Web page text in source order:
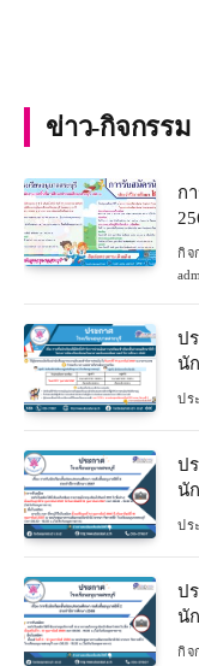
ข่าว-กิจกรร
ก
กิจ
ป
นั
พ
ปร
ปร
นั
ปร
ป
นั
อ
กิจ